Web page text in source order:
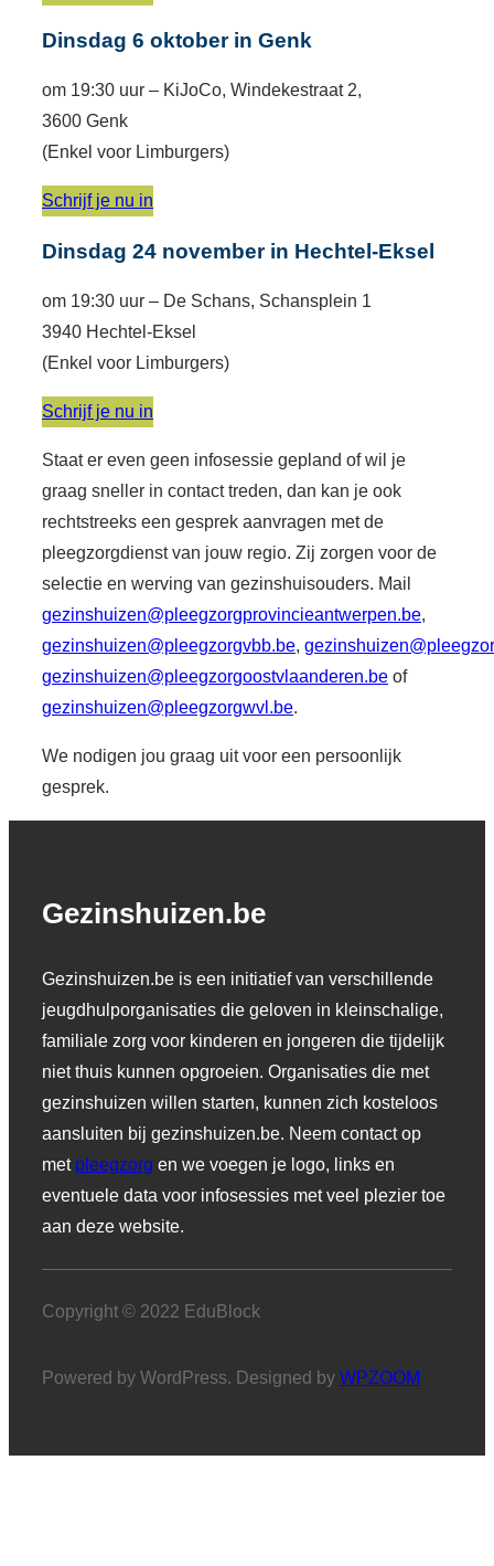
Dinsdag 6 oktober in Genk
om 19:30 uur – KiJoCo, Windekestraat 2,
3600 Genk
(Enkel voor Limburgers)
Schrijf je nu in
Dinsdag 24 november in Hechtel-Eksel
om 19:30 uur – De Schans, Schansplein 1
3940 Hechtel-Eksel
(Enkel voor Limburgers)
Schrijf je nu in
Staat er even geen infosessie gepland of wil je
graag sneller in contact treden, dan kan je ook
rechtstreeks een gesprek aanvragen met de
pleegzorgdienst van jouw regio. Zij zorgen voor de
selectie en werving van gezinshuisouders. Mail
gezinshuizen@pleegzorgprovincieantwerpen.be,
gezinshuizen@pleegzorgvbb.be,
gezinshuizen@pleegzorgoostvlaanderen.be of
gezinshuizen@pleegzorgwvl.be.
We nodigen jou graag uit voor een persoonlijk
gesprek.
Gezinshuizen.be
Gezinshuizen.be is een initiatief van verschillende
jeugdhulporganisaties die geloven in kleinschalige,
familiale zorg voor kinderen en jongeren die tijdelijk
niet thuis kunnen opgroeien. Organisaties die met
gezinshuizen willen starten, kunnen zich kosteloos
aansluiten bij gezinshuizen.be. Neem contact op
met pleegzorg en we voegen je logo, links en
eventuele data voor infosessies met veel plezier toe
aan deze website.
Copyright © 2022 EduBlock
Powered by WordPress. Designed by WPZOOM